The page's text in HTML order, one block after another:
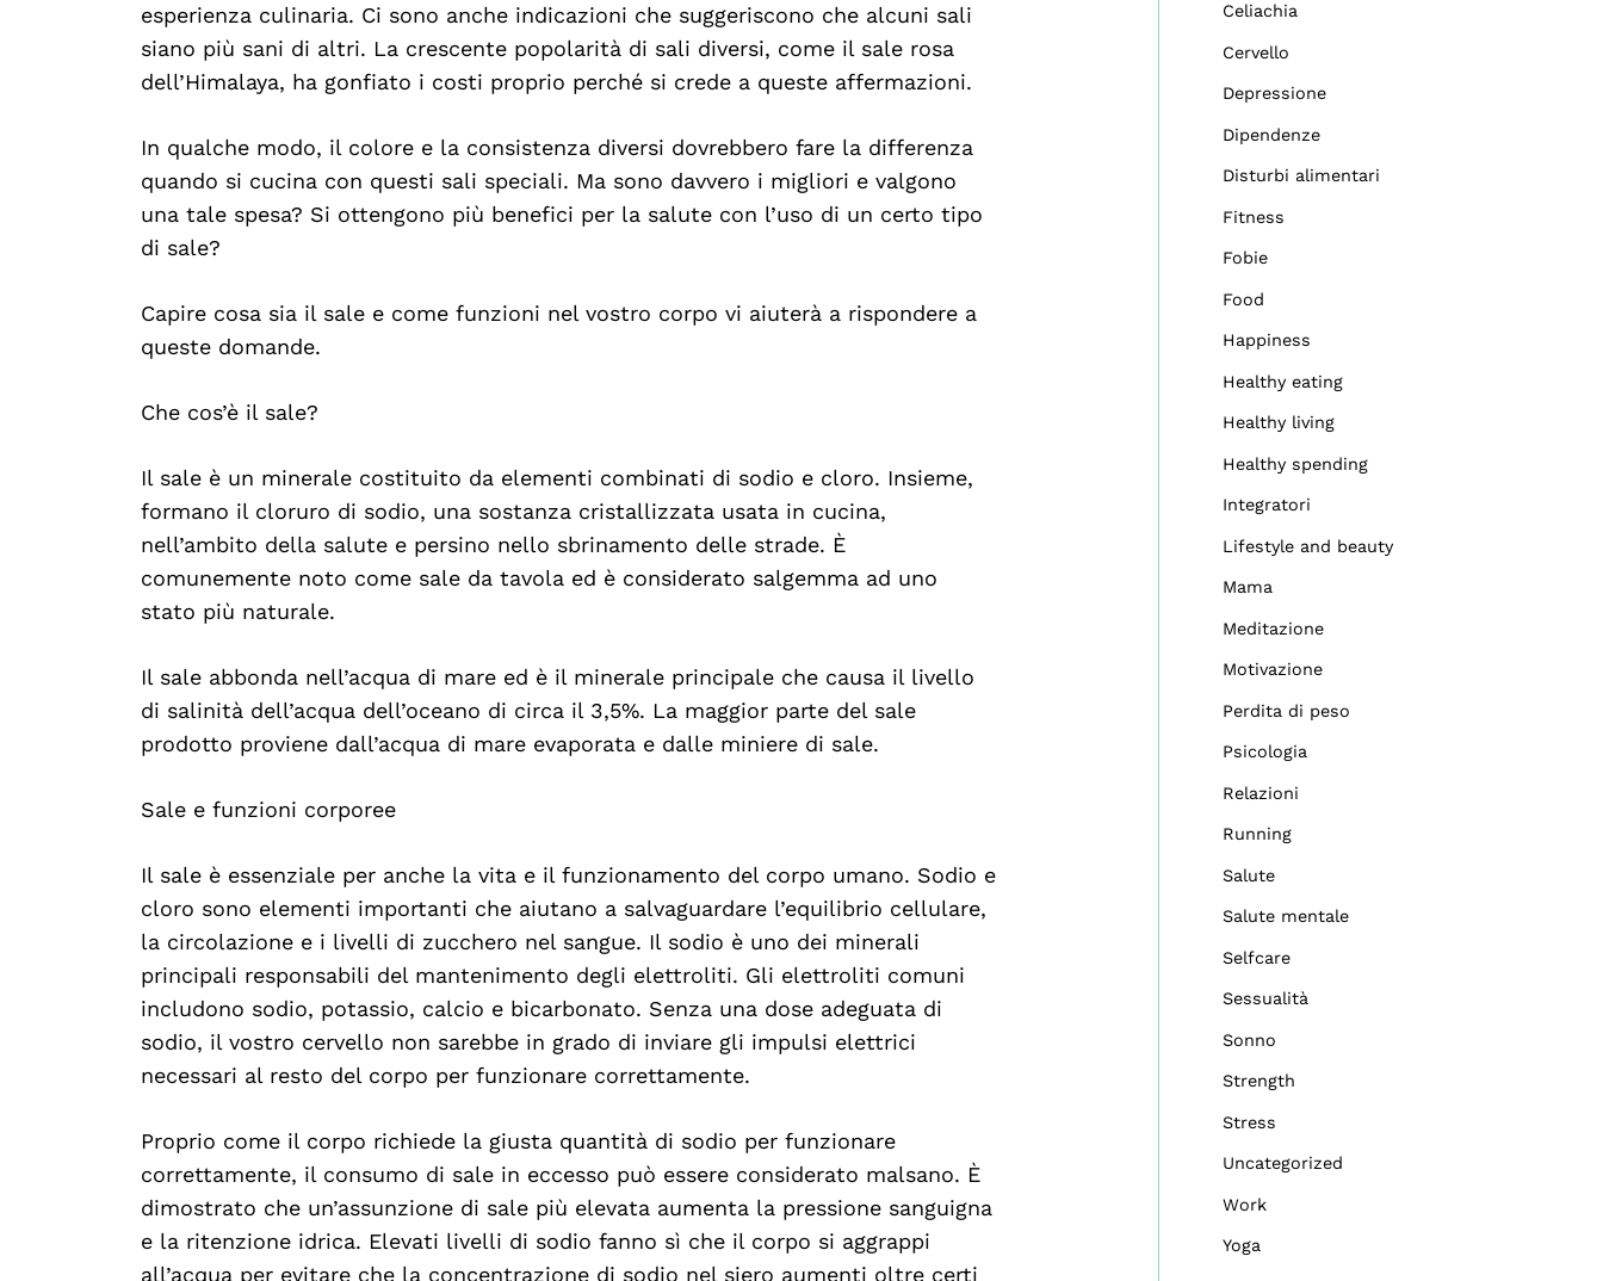
esperienza culinaria. Ci sono anche indicazioni che suggeriscono che alcuni sali
siano più sani di altri. La crescente popolarità di sali diversi, come il sale rosa
dell’Himalaya, ha gonfiato i costi proprio perché si crede a queste affermazioni.
In qualche modo, il colore e la consistenza diversi dovrebbero fare la differenza
quando si cucina con questi sali speciali. Ma sono davvero i migliori e valgono
una tale spesa? Si ottengono più benefici per la salute con l’uso di un certo tipo
di sale?
Capire cosa sia il sale e come funzioni nel vostro corpo vi aiuterà a rispondere a
queste domande.
Che cos’è il sale?
Il sale è un minerale costituito da elementi combinati di sodio e cloro. Insieme,
formano il cloruro di sodio, una sostanza cristallizzata usata in cucina,
nell’ambito della salute e persino nello sbrinamento delle strade. È
comunemente noto come sale da tavola ed è considerato salgemma ad uno
stato più naturale.
Il sale abbonda nell’acqua di mare ed è il minerale principale che causa il livello
di salinità dell’acqua dell’oceano di circa il 3,5%. La maggior parte del sale
prodotto proviene dall’acqua di mare evaporata e dalle miniere di sale.
Sale e funzioni corporee
Il sale è essenziale per anche la vita e il funzionamento del corpo umano. Sodio e
cloro sono elementi importanti che aiutano a salvaguardare l’equilibrio cellulare,
la circolazione e i livelli di zucchero nel sangue. Il sodio è uno dei minerali
principali responsabili del mantenimento degli elettroliti. Gli elettroliti comuni
includono sodio, potassio, calcio e bicarbonato. Senza una dose adeguata di
sodio, il vostro cervello non sarebbe in grado di inviare gli impulsi elettrici
necessari al resto del corpo per funzionare correttamente.
Proprio come il corpo richiede la giusta quantità di sodio per funzionare
correttamente, il consumo di sale in eccesso può essere considerato malsano. È
dimostrato che un’assunzione di sale più elevata aumenta la pressione sanguigna
e la ritenzione idrica. Elevati livelli di sodio fanno sì che il corpo si aggrappi
all’acqua per evitare che la concentrazione di sodio nel siero aumenti oltre certi
Celiachia
Cervello
Depressione
Dipendenze
Disturbi alimentari
Fitness
Fobie
Food
Happiness
Healthy eating
Healthy living
Healthy spending
Integratori
Lifestyle and beauty
Mama
Meditazione
Motivazione
Perdita di peso
Psicologia
Relazioni
Running
Salute
Salute mentale
Selfcare
Sessualità
Sonno
Strength
Stress
Uncategorized
Work
Yoga